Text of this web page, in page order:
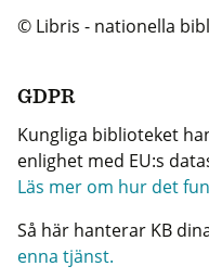
© Libris - nationella
GDPR
Kungliga biblioteket
enlighet med EU:s
Läs mer om hur det
Så här hanterar KB
enna tjänst.